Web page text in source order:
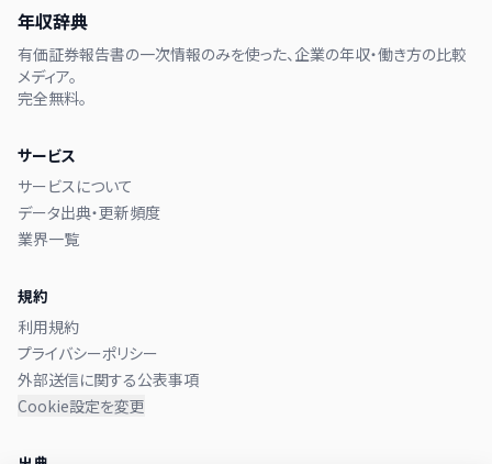
年収辞典
有価証券報告書の一次情報のみを使った、企業の年収・働き方の比較
メディア。
完全無料。
サービス
サービスについて
データ出典・更新頻度
業界一覧
規約
利用規約
プライバシーポリシー
外部送信に関する公表事項
Cookie設定を変更